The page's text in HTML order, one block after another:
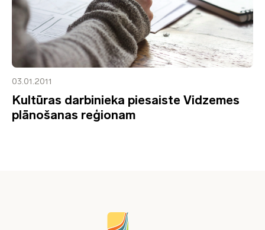
03.01.2011
Kultūras darbinieka piesaiste Vidzemes
plānošanas reģionam